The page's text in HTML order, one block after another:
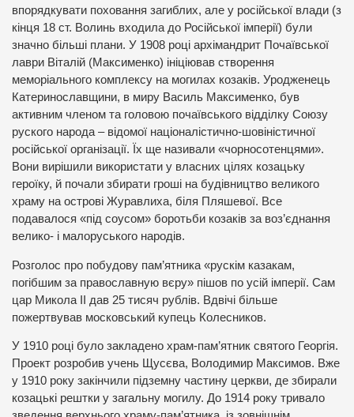
впорядкувати поховання загиблих, але у російської влади (з
кінця 18 ст. Волинь входила до Російської імперії) були
значно більші плани. У 1908 році архімандрит Почаївської
лаври Віталій (Максименко) ініціював створення
меморіального комплексу на могилах козаків. Уродженець
Катеринославщини, в миру Василь Максименко, був
активним членом та головою почаївського відділку Союзу
руского народа – відомої націоналістично-шовіністичної
російської організації. Їх ще називали «чорносотенцями».
Вони вирішили використати у власних цілях козацьку
героїку, й почали збирати гроші на будівництво великого
храму на острові Журавлиха, біля Пляшевої. Все
подавалося «під соусом» боротьби козаків за воз’єднання
велико- і малоруського народів.
Розголос про побудову пам’ятника «рускім казакам,
погібшим за православную вєру» пішов по усій імперії. Сам
цар Микола ІІ дав 25 тисяч рублів. Вдвічі більше
пожертвував московський купець Колесников.
У 1910 році було закладено храм-пам’ятник святого Георгія.
Проект розробив учень Щусєва, Володимир Максимов. Вже
у 1910 року закінчили підземну частину церкви, де збирали
козацькі рештки у загальну могилу. До 1914 року тривало